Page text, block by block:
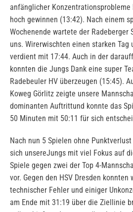
anfänglicher Konzentrationsprobleme
hoch gewinnen (13:42). Nach einem
Wochenende wartete der Radeberger
uns. Wirerwischten einen starken Tag
verdient mit 17:44. Auch in der
konnten die Jungs Dank eine super
Radebeuler HV überzeugen (15:45).
Koweg Görlitz zeigte unsere
dominanten Auftrittund konnte das
50 Minuten mit 50:11 für sich
Nach nun 5 Spielen ohne
sich unsereJungs mit viel Fokus auf
Spiele gegen zwei der Top 4-
vor. Gegen den HSV Dresden
technischer Fehler und einiger
am Ende mit 31:19 über die Ziellinie